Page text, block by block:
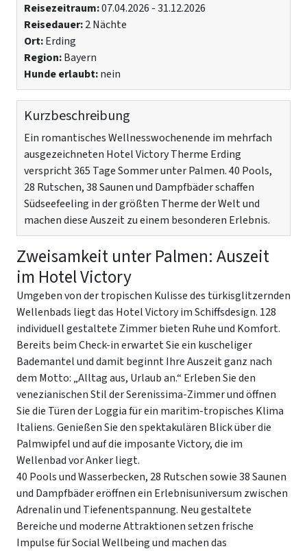
Reisezeitraum:07.04.2026 - 31.12.2026
Reisedauer:2 Nächte
Ort:Erding
Region:Bayern
Hunde erlaubt:nein
Kurzbeschreibung
Ein romantisches Wellnesswochenende im mehrfach
ausgezeichneten Hotel Victory Therme Erding
verspricht 365 Tage Sommer unter Palmen. 40 Pools,
28 Rutschen, 38 Saunen und Dampfbäder schaffen
Südseefeeling in der größten Therme der Welt und
machen diese Auszeit zu einem besonderen Erlebnis.
Zweisamkeit unter Palmen: Auszeit
im Hotel Victory
Umgeben von der tropischen Kulisse des türkisglitzernden
Wellenbads liegt das Hotel Victory im Schiffsdesign. 128
individuell gestaltete Zimmer bieten Ruhe und Komfort.
Bereits beim Check-in erwartet Sie ein kuscheliger
Bademantel und damit beginnt Ihre Auszeit ganz nach
dem Motto: „Alltag aus, Urlaub an.“ Erleben Sie den
venezianischen Stil der Serenissima-Zimmer und öffnen
Sie die Türen der Loggia für ein maritim-tropisches Klima
Italiens. Genießen Sie den spektakulären Blick über die
Palmwipfel und auf die imposante Victory, die im
Wellenbad vor Anker liegt.
40 Pools und Wasserbecken, 28 Rutschen sowie 38 Saunen
und Dampfbäder eröffnen ein Erlebnisuniversum zwischen
Adrenalin und Tiefenentspannung. Neu gestaltete
Bereiche und moderne Attraktionen setzen frische
Impulse für Social Wellbeing und machen das